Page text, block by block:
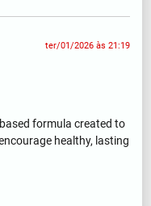
ter/01/2026 às 21:19
formula created to
healthy, lasting